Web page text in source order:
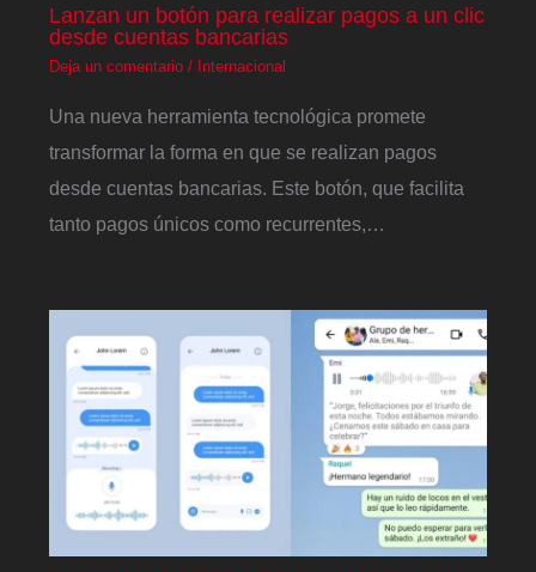
Lanzan un botón para realizar pagos a un clic
desde cuentas bancarias
Deja un comentario / Internacional
Una nueva herramienta tecnológica promete
transformar la forma en que se realizan pagos
desde cuentas bancarias. Este botón, que facilita
tanto pagos únicos como recurrentes,…